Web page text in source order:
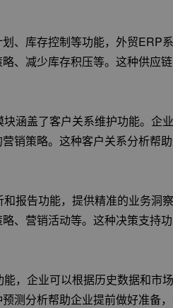
、库存控制等功能，外贸ERP
、减少库存积压等。这种供应
涵盖了客户关系维护功能。企
销策略。这种客户关系分析帮
报告功能，提供精准的业务洞
、营销活动等。这种决策支持
，企业可以根据历史数据和市
测分析帮助企业提前做好准备，